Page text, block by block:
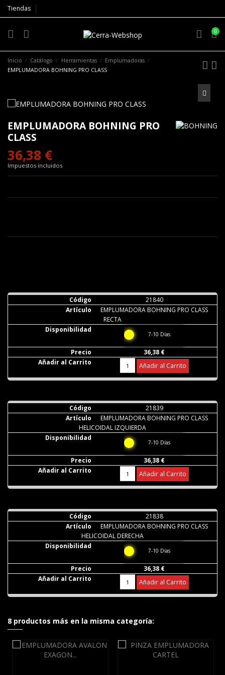
Tiendas
0
Inicio Catálogo Herramientas
Emplumadoras
EMPLUMADORA BOHNING PRO CLASS
EMPLUMADORA BOHNING PRO
CLASS
36,38 €
Impuestos incluidos
21840
EMPLUMADORA BOHNING PRO CLASS
RECTA
7-10 Días
36,38 €
Añadir al Carrito
21839
EMPLUMADORA BOHNING PRO CLASS
HELICOIDAL IZQUIERDA
7-10 Días
36,38 €
Añadir al Carrito
21838
EMPLUMADORA BOHNING PRO CLASS
HELICOIDAL DERECHA
7-10 Días
36,38 €
Añadir al Carrito
8 productos más en la misma categoría: